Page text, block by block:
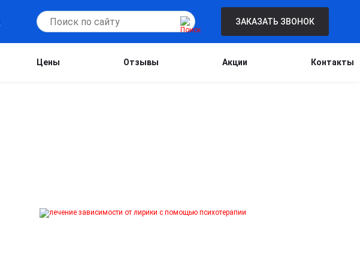
ЗАКАЗАТЬ ЗВОНОК
Цены Отзывы Акции Контакты